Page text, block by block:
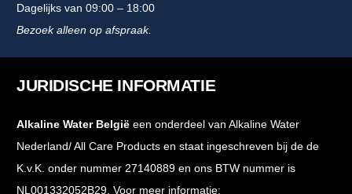
Dagelijks van 09:00 – 18:00
Bezoek alleen op afspraak.
JURIDISCHE INFORMATIE
Alkaline Water België een onderdeel van Alkaline Water
Nederland/ All Care Products en staat ingeschreven bij de de
K.v.K. onder nummer 27140889 en ons BTW nummer is
NL001332052B29. Voor meer informatie: